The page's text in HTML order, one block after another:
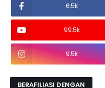
6.5k
99.5k
9.5k
BERAFILIASI DENGAN